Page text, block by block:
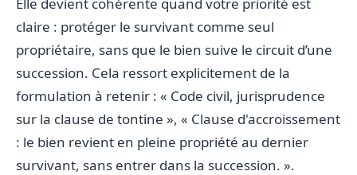
claire : protéger le survivant comme seul
propriétaire, sans que le bien suive le circuit d’une
succession. Cela ressort explicitement de la
formulation à retenir : « Code civil, jurisprudence
sur la clause de tontine », « Clause d'accroissement
: le bien revient en pleine propriété au dernier
survivant, sans entrer dans la succession. ».